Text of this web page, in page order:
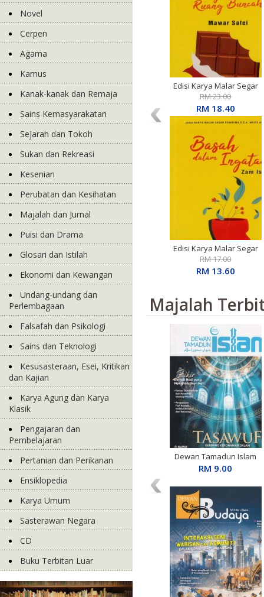
Novel
Cerpen
Agama
Kamus
Kanak-kanak dan Remaja
Sains Kemasyarakatan
Sejarah dan Tokoh
Sukan dan Rekreasi
Kesenian
Perubatan dan Kesihatan
Majalah dan Jurnal
Puisi dan Drama
Glosari dan Istilah
Ekonomi dan Kewangan
Undang-undang dan
Perlembagaan
Falsafah dan Psikologi
Sains dan Teknologi
Kesusasteraan, Esei, Kritikan
dan Kajian
Karya Agung dan Karya
Klasik
Pengajaran dan
Pembelajaran
Pertanian dan Perikanan
Ensiklopedia
Karya Umum
Sasterawan Negara
CD
Buku Terbitan Luar
Edisi Karya Malar Segar
Penerima S.E.A. Write
Award: Kumpulan Cerpen:
Dan Coklat Mengalir Dari
Ruang Buncah
RM 23.00
RM 18.40
Edisi Karya Malar Segar
Penerima S.E.A. Write
Award: Basah Dalam
RM 17.00
RM 13.60
Majalah
Dewan Tamadun Islam
April 2026
RM 9.00